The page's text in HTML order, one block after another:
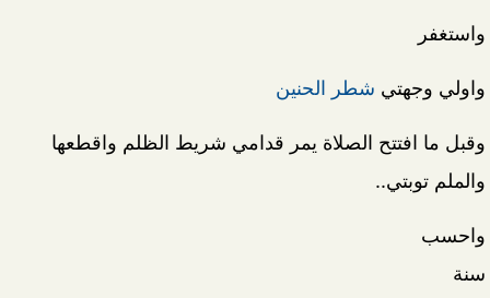
واستغفر
واولي وجهتي شطر الحنين
وقبل ما افتتح الصلاة يمر قدامي شريط الظلم واقطعها
والملم توبتي..
واحسب
سنة